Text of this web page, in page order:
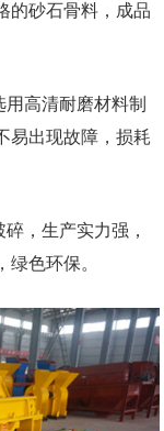
的砂石骨料，成品
高清耐磨材料制
易出现故障，损耗
，生产实力强，
色环保。